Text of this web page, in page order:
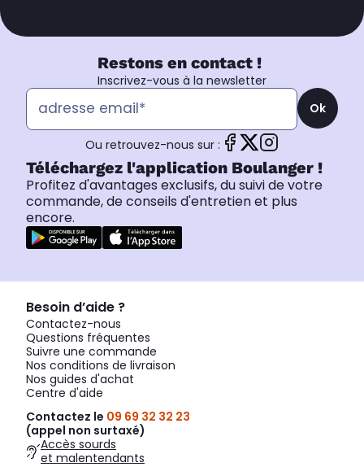
Restons en contact !
Inscrivez-vous à la newsletter
Ok
Ou retrouvez-nous sur :
Téléchargez l'application Boulanger !
Profitez d'avantages exclusifs, du suivi de votre
commande, de conseils d'entretien et plus
encore.
Besoin d’aide ?
Contactez-nous
Questions fréquentes
Suivre une commande
Nos conditions de livraison
Nos guides d'achat
Centre d'aide
Contactez le 09 69 32 32 23
(appel non surtaxé)
Accès sourds
et malentendants